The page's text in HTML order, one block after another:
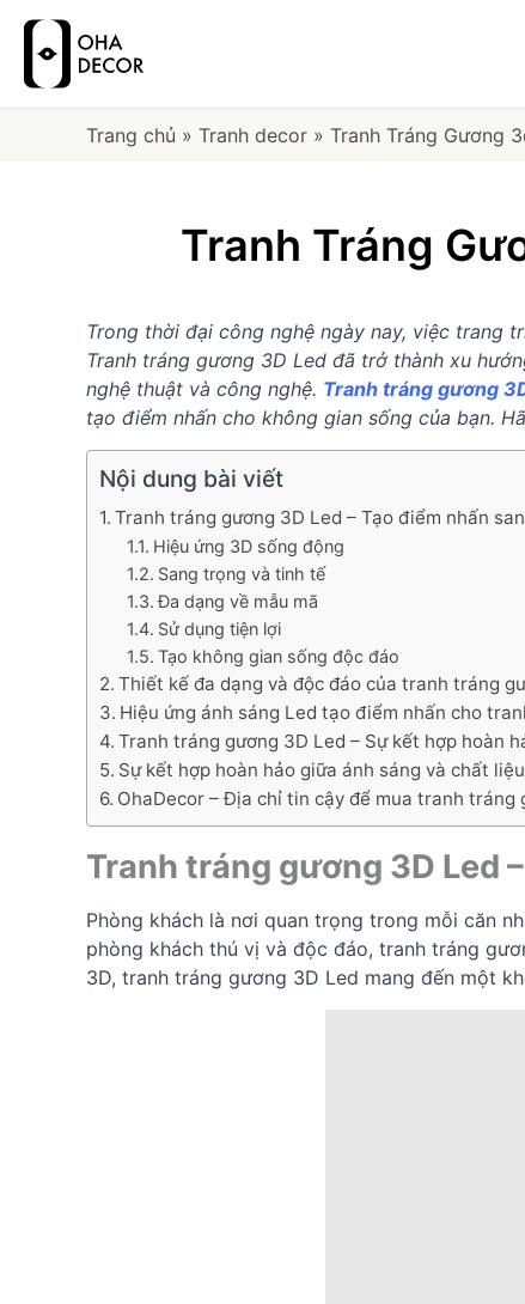
Trang chủ » Tranh decor » Tranh Tráng Gương
Tranh Tráng
Trong thời đại công nghệ ngày nay, việc trang
Tranh tráng gương 3D Led đã trở thành xu
nghệ thuật và công nghệ. Tranh tráng gương
tạo điểm nhấn cho không gian sống của bạn.
Nội dung bài viết
Tranh tráng gương 3D Led – Tạo điểm nhấn
Hiệu ứng 3D sống động
Sang trọng và tinh tế
Đa dạng về mẫu mã
Sử dụng tiện lợi
Tạo không gian sống độc đáo
Thiết kế đa dạng và độc đáo của tranh tráng
Hiệu ứng ánh sáng Led tạo điểm nhấn cho
Tranh tráng gương 3D Led – Sự kết hợp hoàn
Sự kết hợp hoàn hảo giữa ánh sáng và chất liệu
OhaDecor – Địa chỉ tin cậy để mua tranh tráng
Tranh tráng gương 3D Led
Phòng khách là nơi quan trọng trong mỗi căn
phòng khách thú vị và độc đáo, tranh tráng
3D, tranh tráng gương 3D Led mang đến một